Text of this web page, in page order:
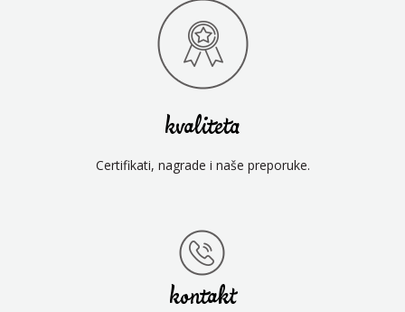
kvaliteta
Certifikati, nagrade i naše preporuke.
kontakt